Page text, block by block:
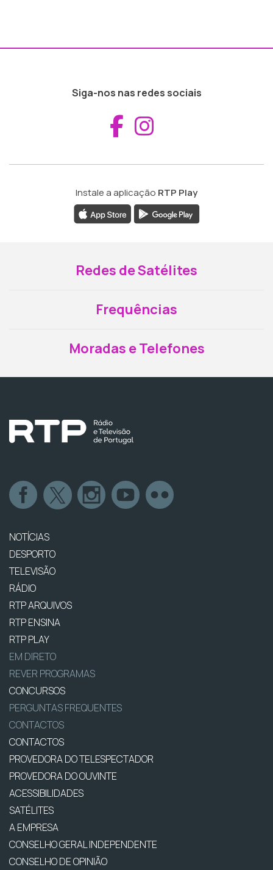
Siga-nos nas redes sociais
Aceder ao
Instale a aplicação RTP Play
Redes de Satélites
Frequências
Moradas e Telefones
NOTÍCIAS
DESPORTO
TELEVISÃO
RÁDIO
RTP ARQUIVOS
RTP ENSINA
RTP PLAY
EM DIRETO
REVER PROGRAMAS
CONCURSOS
PERGUNTAS FREQUENTES
CONTACTOS
CONTACTOS
PROVEDORA DO TELESPECTADOR
PROVEDORA DO OUVINTE
ACESSIBILIDADES
SATÉLITES
A EMPRESA
CONSELHO GERAL INDEPENDENTE
CONSELHO DE OPINIÃO